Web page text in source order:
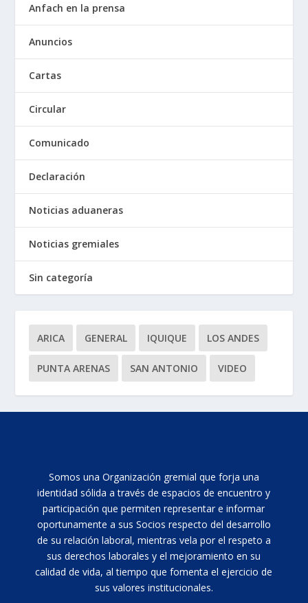
Anfach en la prensa
Anuncios
Cartas
Circular
Comunicado
Declaración
Noticias aduaneras
Noticias gremiales
Sin categoría
ARICA GENERAL IQUIQUE LOS ANDES
PUNTA ARENAS SAN ANTONIO VIDEO
Somos una Organización gremial que forja una
identidad sólida a través de espacios de encuentro y
participación que permiten representar e informar
oportunamente a sus Socios respecto del desarrollo
de su relación laboral, mientras vela por el respeto a
sus derechos laborales y el mejoramiento en su
calidad de vida, al tiempo que fomenta el ejercicio de
sus valores institucionales.